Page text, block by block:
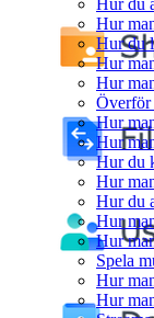
Hur du
Hur
Hur du
Hur
Hur
Överför
Hur
Hur
Hur du
Hur
Hur du
Hur
Hur
Spela
Hur
Hur